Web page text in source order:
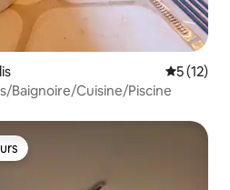
5 (12)
Baignoire/Cuisine/Piscine
les plus appréciés